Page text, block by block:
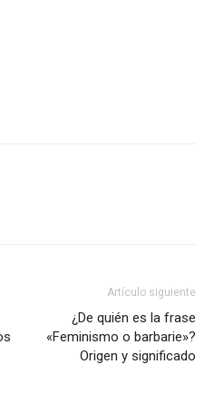
Artículo siguiente
¿De quién es la frase
«Feminismo o barbarie»?
Origen y significado